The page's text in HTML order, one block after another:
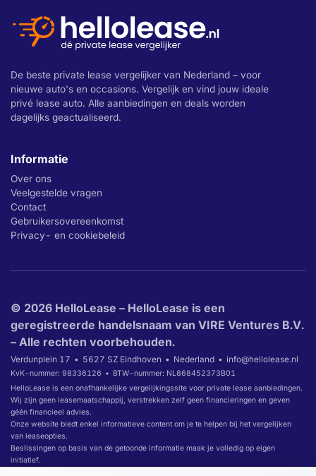
De beste private lease vergelijker van Nederland – voor
nieuwe auto's en occasions. Vergelijk en vind jouw ideale
privé lease auto. Alle aanbiedingen en deals worden
dagelijks geactualiseerd.
Informatie
Over ons
Veelgestelde vragen
Contact
Gebruikersovereenkomst
Privacy- en cookiebeleid
© 2026 HelloLease – HelloLease is een
geregistreerde handelsnaam van VIRE Ventures B.V.
– Alle rechten voorbehouden.
Verdunplein 17 5627 SZ Eindhoven Nederland info@hellolease.nl
KvK-nummer: 98336126
BTW-nummer: NL868452373B01
HelloLease is een onafhankelijke vergelijkingssite voor private lease aanbiedingen.
Wij zijn geen leasemaatschappij, verstrekken zelf geen financieringen en geven
géén financieel advies.
Onze website biedt enkel informatieve content om je te helpen bij het vergelijken
van leaseopties.
Beslissingen op basis van de getoonde informatie maak je volledig op eigen
initiatief.